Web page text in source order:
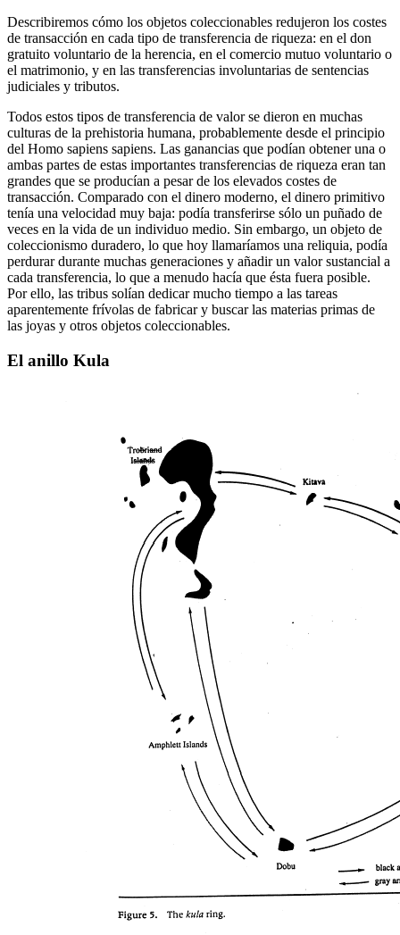
Describiremos cómo los objetos coleccionables redujeron los costes
de transacción en cada tipo de transferencia de riqueza: en el don
gratuito voluntario de la herencia, en el comercio mutuo voluntario o
el matrimonio, y en las transferencias involuntarias de sentencias
judiciales y tributos.
Todos estos tipos de transferencia de valor se dieron en muchas
culturas de la prehistoria humana, probablemente desde el principio
del Homo sapiens sapiens. Las ganancias que podían obtener una o
ambas partes de estas importantes transferencias de riqueza eran tan
grandes que se producían a pesar de los elevados costes de
transacción. Comparado con el dinero moderno, el dinero primitivo
tenía una velocidad muy baja: podía transferirse sólo un puñado de
veces en la vida de un individuo medio. Sin embargo, un objeto de
coleccionismo duradero, lo que hoy llamaríamos una reliquia, podía
perdurar durante muchas generaciones y añadir un valor sustancial a
cada transferencia, lo que a menudo hacía que ésta fuera posible.
Por ello, las tribus solían dedicar mucho tiempo a las tareas
aparentemente frívolas de fabricar y buscar las materias primas de
las joyas y otros objetos coleccionables.
El anillo Kula